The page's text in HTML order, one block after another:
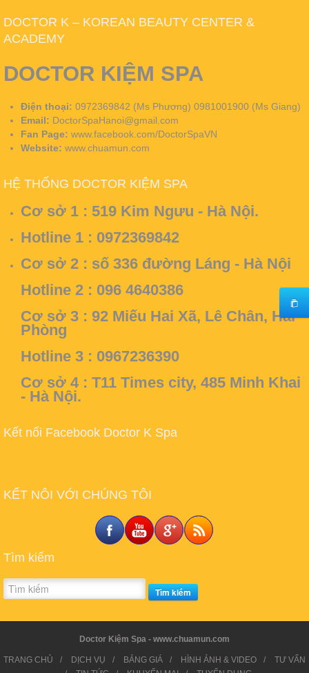
DOCTOR K – KOREAN BEAUTY CENTER &
ACADEMY
DOCTOR KIỆM SPA
Điện thoại: 0972369842 (Ms Phương) 0981001900 (Ms Giang)
Email: DoctorSpaHanoi@gmail.com
Fan Page: www.facebook.com/DoctorSpaVN
Website: www.chuamun.com
HỆ THỐNG DOCTOR KIỆM SPA
Cơ sở 1 : 519 Kim Ngưu - Hà Nội.
Hotline 1 : 0972369842
Cơ sở 2 : số 336 đường Láng - Hà Nội
Hotline 2 : 096 4640386
Cơ sở 3 : 92 Miếu Hai Xã, Lê Chân, Hải
Phòng
Hotline 3 : 0967236390
Cơ sở 4 : T11 Times city, 485 Minh Khai
- Hà Nội.
Kết nối Facebook Doctor K Spa
KẾT NÔI VỚI CHÚNG TÔI
Tìm kiếm
Tìm kiếm
Doctor Kiệm Spa - www.chuamun.com
TRANG CHỦ / DỊCH VỤ / BẢNG GIÁ / HÌNH ẢNH & VIDEO /
TƯ VẤN